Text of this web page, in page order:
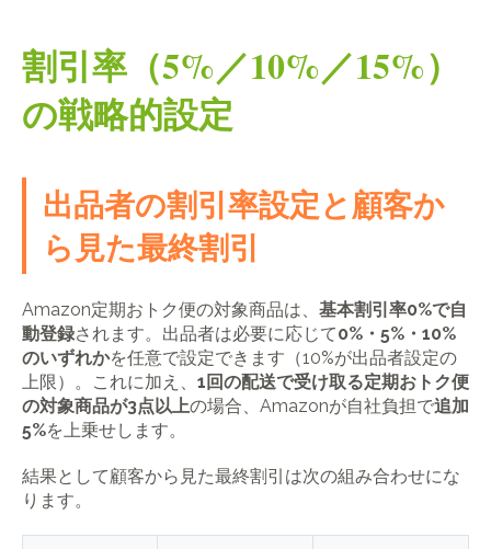
割引率（5%／10%／15%）
の戦略的設定
出品者の割引率設定と顧客か
ら見た最終割引
Amazon定期おトク便の対象商品は、 基本割引率0%で自
動登録されます。出品者は必要に応じて0%・5%・10%
のいずれかを任意で設定できます（10%が出品者設定の
上限）。これに加え、 1回の配送で受け取る定期おトク便
の対象商品が3点以上の場合、Amazonが自社負担で追加
5%を上乗せします。
結果として顧客から見た最終割引は次の組み合わせにな
ります。